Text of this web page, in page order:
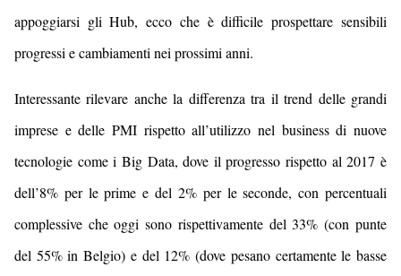
appoggiarsi gli Hub, ecco che è difficile prospettare sensibili
progressi e cambiamenti nei prossimi anni.
Interessante rilevare anche la differenza tra il trend delle grandi
imprese e delle PMI rispetto all’utilizzo nel businessdi nuove
tecnologie comei Big Data, dove il progresso rispetto al 2017 è
dell’8% per le prime e del 2% per le seconde, con percentuali
complessive che oggi sono rispettivamente del 33%(con punte
del 55% in Belgio) e del 12%(dove pesano certamente le basse